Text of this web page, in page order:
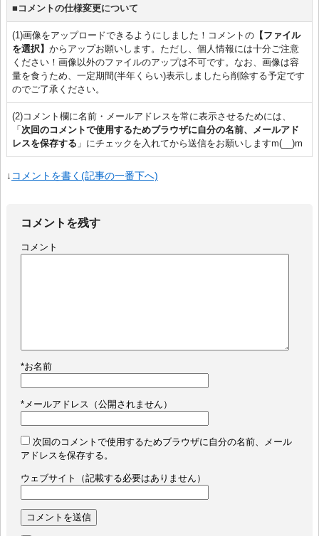
■コメントの仕様変更について
(1)画像をアップロードできるようにしました！コメントの【ファイル
を選択】 からアップお願いします。ただし、個人情報には十分ご注意
ください！画像以外のファイルのアップは不可です。なお、画像は容
量を食うため、一定期間(半年くらい)表示しましたら削除する予定です
のでご了承ください。
(2)コメント欄に名前・メールアドレスを常に表示させるためには、
「 次回のコメントで使用するためブラウザに自分の名前、メールアド
レスを保存する 」にチェックを入れてから送信をお願いしますm(__)m
↓ コメントを書く(記事の一番下へ)
コメントを残す
コメント
*お名前
*メールアドレス（公開されません）
次回のコメントで使用するためブラウザに自分の名前、メール
アドレスを保存する。
ウェブサイト（記載する必要はありません）